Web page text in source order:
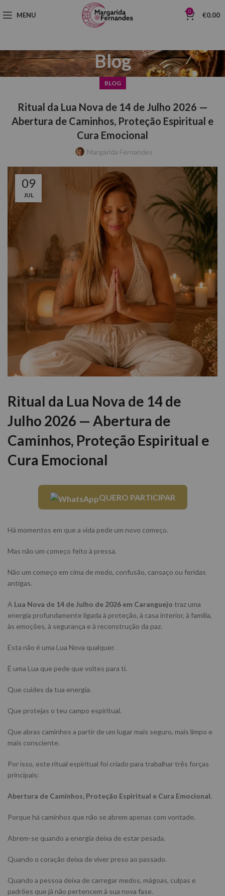
MENU 0 €0.00
Blog
BLOG
Ritual da Lua Nova de 14 de Julho 2026 —
Abertura de Caminhos, Proteção Espiritual e
Cura Emocional
Margarida Fernandes
09
JUL
Ritual da Lua Nova de 14 de
Julho 2026 — Abertura de
Caminhos, Proteção Espiritual e
Cura Emocional
QUERO PARTICIPAR
Há momentos em que a vida pede um novo começo.
Mas não um começo feito à pressa.
Não um começo em cima de medo, confusão, cansaço ou feridas
antigas.
A Lua Nova de 14 de Julho de 2026 em Caranguejo traz uma
energia profundamente ligada à proteção, à casa interior, à família,
às emoções, à segurança e à reconstrução da paz.
Esta não é uma Lua Nova qualquer.
É uma Lua que pede que voltes para ti.
Que cuides da tua energia.
Que protejas o teu campo espiritual.
Que abras caminhos a partir de um lugar mais seguro, mais limpo e
mais consciente.
Por isso, este ritual espiritual foi criado para trabalhar três forças
principais:
Abertura de Caminhos, Proteção Espiritual e Cura Emocional.
Porque há caminhos que não se abrem apenas com vontade.
Abrem-se quando a energia deixa de estar pesada.
Quando o coração deixa de viver preso ao passado.
Quando a pessoa deixa de carregar medos, mágoas, culpas e
padrões que já não pertencem à sua nova fase.